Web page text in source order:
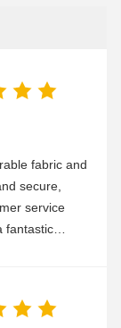
fabric and
secure,
service
fantastic